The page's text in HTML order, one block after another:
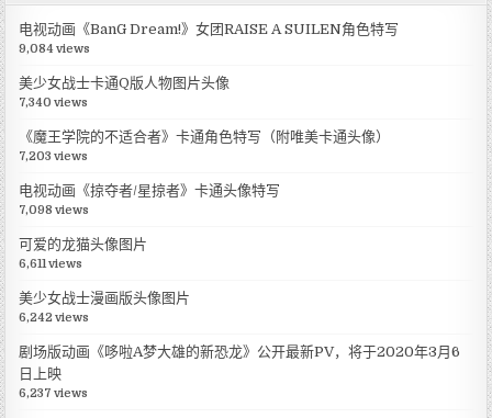
电视动画《BanG Dream!》女团RAISE A SUILEN角色特写
9,084 views
美少女战士卡通Q版人物图片头像
7,340 views
《魔王学院的不适合者》卡通角色特写（附唯美卡通头像）
7,203 views
电视动画《掠夺者/星掠者》卡通头像特写
7,098 views
可爱的龙猫头像图片
6,611 views
美少女战士漫画版头像图片
6,242 views
剧场版动画《哆啦A梦大雄的新恐龙》公开最新PV，将于2020年3月6
日上映
6,237 views